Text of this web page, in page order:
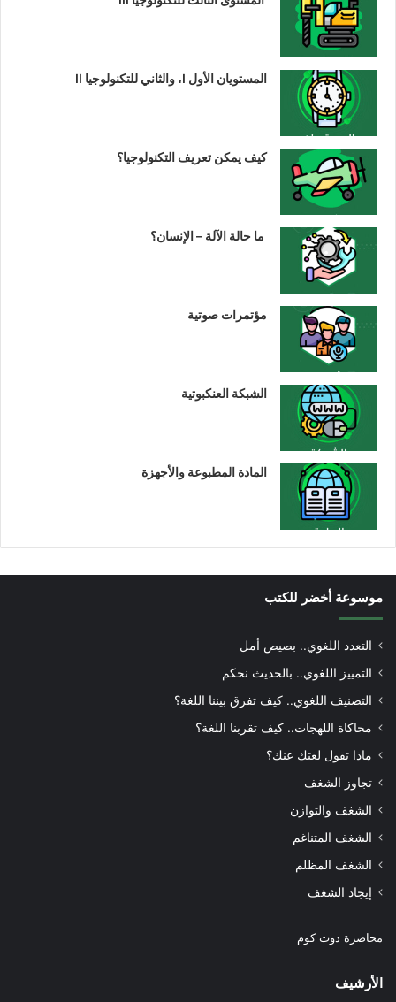
المستويان الأول I، والثاني للتكنولوجيا II
كيف يمكن تعريف التكنولوجيا؟
ما حالة الآلة – الإنسان؟
مؤتمرات صوتية
الشبكة العنكبوتية
المادة المطبوعة والأجهزة
موسوعة أخضر للكتب
التعدد اللغوي.. بصيص أمل
التمييز اللغوي.. بالحديث نحكم
التصنيف اللغوي.. كيف تفرق بيننا اللغة؟
محاكاة اللهجات.. كيف تقربنا اللغة؟
ماذا تقول لغتك عنك؟
تجاوز الشغف
الشغف والتوازن
الشغف المتناغم
الشغف المظلم
إيجاد الشغف
محاضرة دوت كوم
الأرشيف